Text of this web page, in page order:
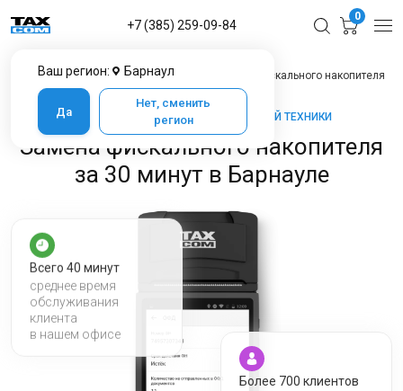
Ваш регион: Барнаул
Да
Нет, сменить
регион
+7 (385) 259-09-84
0
Главная Услуги ЦТО в Барнауле Замена фискального накопителя
ТАКСКОМ-КАССА — МАРКЕТ КАССОВОЙ ТЕХНИКИ
Замена фискального накопителя
за 30 минут в Барнауле
Всего 40 минут
среднее время
обслуживания
клиента
в нашем офисе
Более 700 клиентов